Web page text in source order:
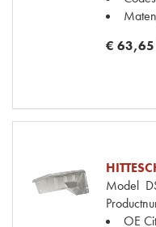
Maten
€ 63,65
Model
OE